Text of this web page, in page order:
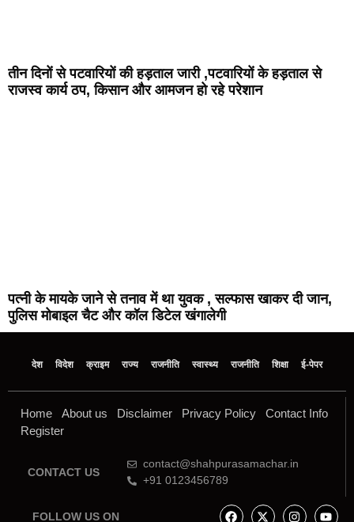
तीन दिनों से पटवारियों की हड़ताल जारी ,पटवारियों के हड़ताल से
राजस्व कार्य ठप, किसान और आमजन हो रहे परेशान
पत्नी के मायके जाने से तनाव में था युवक , सल्फास खाकर दी जान,
पुलिस मोबाइल चैट और कॉल डिटेल खंगालेगी
देश विदेश क्राइम राज्य राजनीति स्वास्थ्य राजनीति शिक्षा ई-पेपर
Home About us Disclaimer Privacy Policy
Contact Info
Register
CONTACT US
contact@shahpurasamachar.in
+91 0123456789
FOLLOW US ON